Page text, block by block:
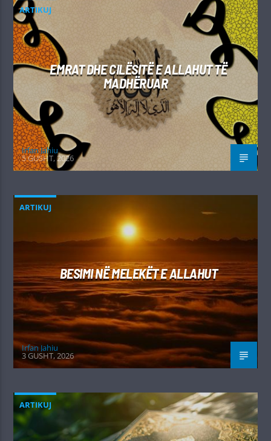
ARTIKUJ
EMRAT DHE CILËSITË E ALLAHUT TË
MADHËRUAR
Irfan Jahiu
5 GUSHT, 2026
ARTIKUJ
BESIMI NË MELEKËT E ALLAHUT
Irfan Jahiu
3 GUSHT, 2026
ARTIKUJ